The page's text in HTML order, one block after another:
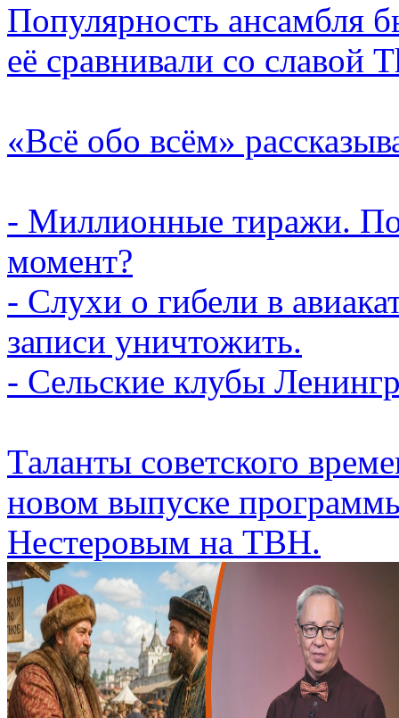
Популярность ансамбля
её сравнивали со славой
«Всё обо всём»
- Миллионные тиражи.
момент?
- Слухи о гибели в
записи уничтожить.
- Сельские клубы
Таланты советского
новом выпуске
Нестеровым на ТВН.